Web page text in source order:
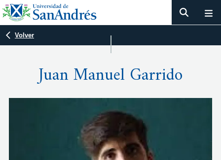
Volver
Juan Manuel Garrido